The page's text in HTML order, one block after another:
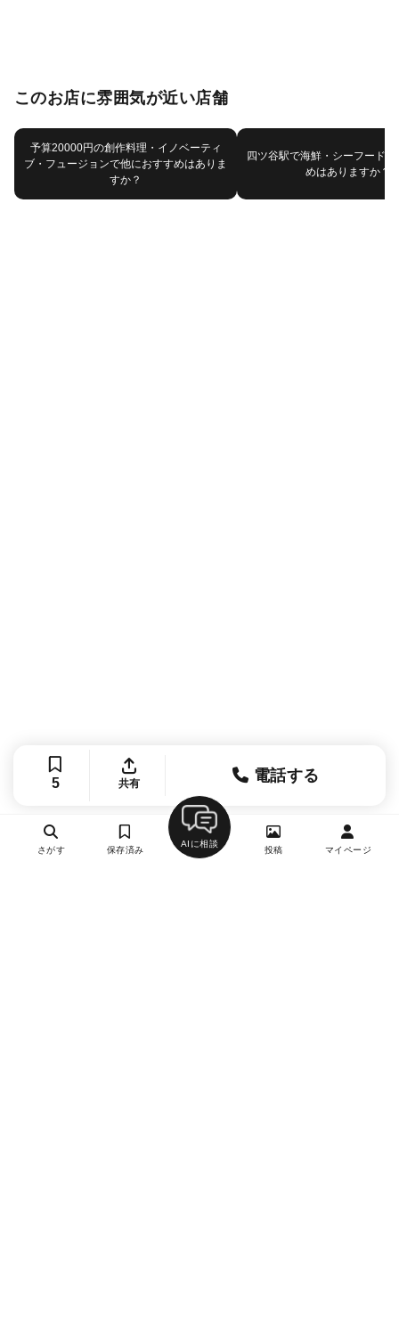
このお店に雰囲気が近い店舗
予算20000円の創作料理・イノベーティ
ブ・フュージョンで他におすすめはありま
すか？
四ツ谷駅で海鮮・シーフード
めはありますか？
5 共有 電話する
さがす 保存済み
AIに相談
投稿 マイページ